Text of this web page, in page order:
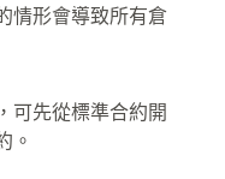
情形會導致所有倉
可先從標準合約開
。